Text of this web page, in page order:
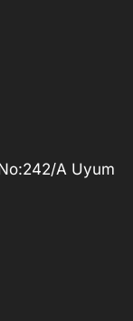
A Uyum